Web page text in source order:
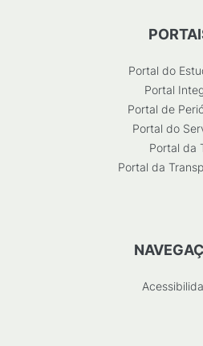
Portal do
Portal
Portal de
Portal do
Portal da
Portal da